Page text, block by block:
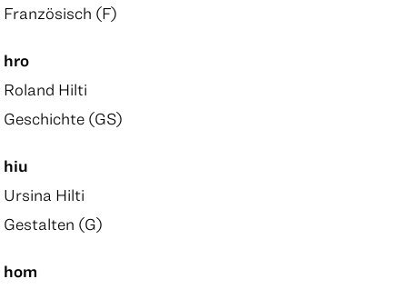
Französisch (F)
hro
Roland Hilti
Geschichte (GS)
hiu
Ursina Hilti
Gestalten (G)
hom